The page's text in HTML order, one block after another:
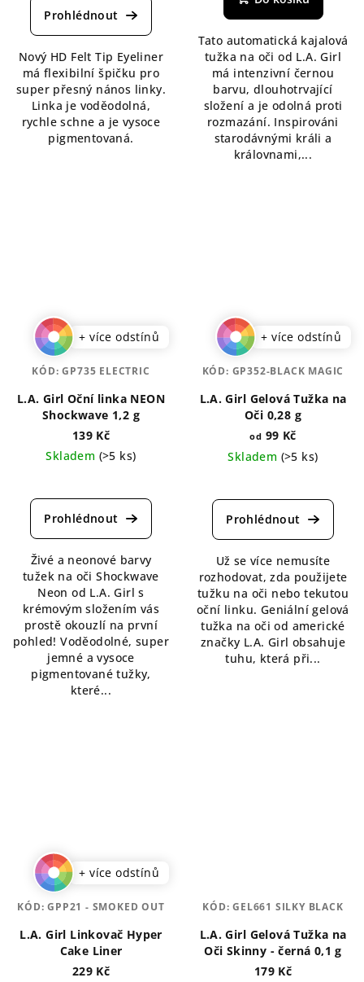
produktu
z
5
hvězdiček.
Nový HD Felt Tip Eyeliner
má flexibilní špičku pro
super přesný nános linky.
Linka je voděodolná,
rychle schne a je vysoce
pigmentovaná.
z
5
hvězdiček.
Tato automatická kajalová
tužka na oči od L.A. Girl
má intenzivní černou
barvu, dlouhotrvající
složení a je odolná proti
rozmazání. Inspirováni
starodávnými králi a
královnami,...
+ více odstínů
L.A. Girl Oční linka NEON
Shockwave 1,2 g
139 Kč
Skladem (>5 ks)
hodnocení
produktu
z
5
hvězdiček.
Živé a neonové barvy
tužek na oči Shockwave
Neon od L.A. Girl s
krémovým složením vás
prostě okouzlí na první
pohled! Voděodolné, super
jemné a vysoce
pigmentované tužky,
které...
KÓD:GP735 ELECTRIC
+ více odstínů
L.A. Girl Gelová Tužka na
Oči 0,28 g
od 99 Kč
Skladem (>5 ks)
hodnocení
produktu
z
5
hvězdiček.
Už se více nemusíte
rozhodovat, zda použijete
tužku na oči nebo tekutou
oční linku. Geniální gelová
tužka na oči od americké
značky L.A. Girl obsahuje
tuhu, která při...
KÓD: GP352-BLACK MAGIC
+ více odstínů
L.A. Girl Linkovač Hyper
Cake Liner
229 Kč
KÓD:GPP21 - SMOKED OUT
L.A. Girl Gelová Tužka na
Oči Skinny - černá 0,1 g
179 Kč
KÓD:GEL661 SILKY BLACK